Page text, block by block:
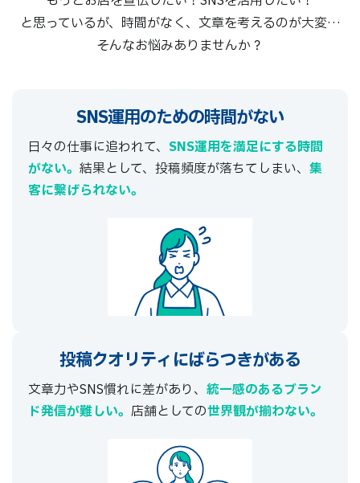
と思っているが、時間がなく、文章を考えるのが大変…
そんなお悩みありませんか？
SNS運用のための時間がない
日々の仕事に追われて、 SNS運用を満足にする時間
がない。 結果として、投稿頻度が落ちてしまい、 集
客に繋げられない。
投稿クオリティにばらつきがある
文章力やSNS慣れに差があり、 統一感のあるブラン
ド発信が難しい。 店舗としての世界観が揃わない。